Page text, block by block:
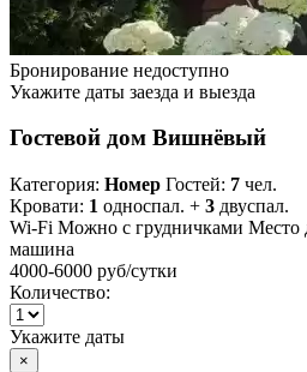
Бронирование недоступно
Укажите даты заезда и выезда
Гостевой дом Вишнёвый
Категория: Номер Гостей: 7 чел.
Кровати: 1 односпал. + 3 двуспал.
Wi-Fi Можно с грудничками Место
машина
4000-6000 руб/сутки
Количество:
Укажите даты
×